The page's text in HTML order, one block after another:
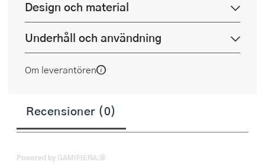
Design och material
Underhåll och användning
Om leverantören
Recensioner (0)
Powered by GAMIFIERA.®